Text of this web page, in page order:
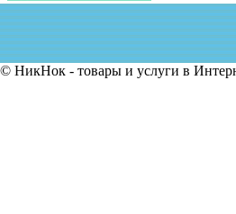
© НикНок - товары и услуги в